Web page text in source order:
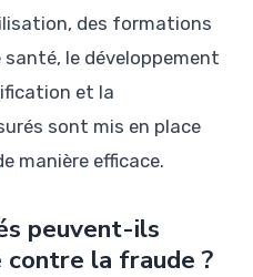
des formations
le développement
et la
sont mis en place
manière efficace.
peuvent-ils
la fraude ?